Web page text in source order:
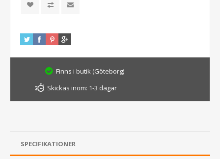
Finns i butik (Göteborg)
Skickas inom: 1-3 dagar
SPECIFIKATIONER